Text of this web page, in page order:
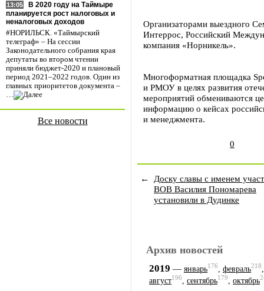
13:05
В 2020 году на Таймыре
планируется рост налоговых и
неналоговых доходов
#НОРИЛЬСК. «Таймырский
телеграф» – На сессии
Законодательного собрания края
депутаты во втором чтении
приняли бюджет-2020 и плановый
период 2021–2022 годов. Один из
главных приоритетов документа –
…
Все новости
Организаторами выездного
Интеррос, Российский
компания «Норникель».
Многоформатная площадка
и РМОУ в целях развития
мероприятий обмениваются
информацию о кейсах
и менеджмента.
0
←
Доску славы с именем
ВОВ Василия Пономарева
установили в Дудинке
Архив новостей
2019 — январь176 февраль218
август196, сентябрь179, октябрь